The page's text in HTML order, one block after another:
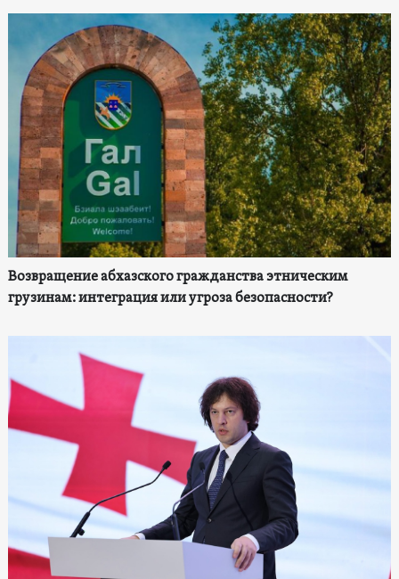
Возвращение абхазского гражданства этническим
грузинам: интеграция или угроза безопасности?